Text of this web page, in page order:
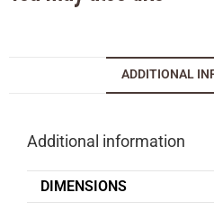
ADDITIONAL
Additional information
DIMENSIONS